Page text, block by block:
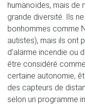
humanoïdes, mais de
grande diversité. Ils
bonhommes comme
autistes), mais ils ont
d’alarme incendie ou
être considéré
certaine autonomie,
des capteurs de
selon un programme